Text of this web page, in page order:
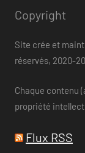
Copyright
Site crée et
réservés, 2020-
Chaque contenu
propriété
Flux RSS